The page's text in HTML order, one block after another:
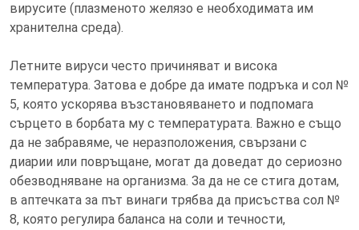
вирусите (плазменото желязо е необходимата им
хранителна среда).
Летните вируси често причиняват и висока
температура. Затова е добре да имате подръка и сол №
5, която ускорява възстановяването и подпомага
сърцето в борбата му с температурата. Важно е също
да нe забравяме, че неразположения, свързани с
диарии или повръщане, могат да доведат до сериозно
обезводняване на организма. За да не се стига дотам,
в аптечката за път винаги трябва да присъства сол №
8, която регулира баланса на соли и течности,